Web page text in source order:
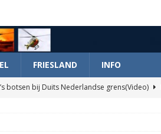
FRIESLAND INFO
botsen bij Duits Nederlandse grens(Video)